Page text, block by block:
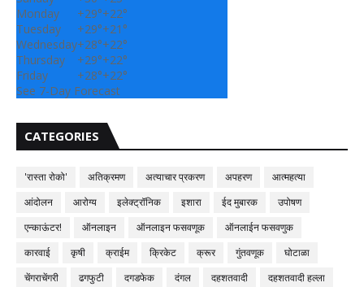
Monday
+29°+22°
Tuesday
+29°+21°
Wednesday+28°+22°
Thursday
+29°+22°
Friday
+28°+22°
See 7-Day Forecast
CATEGORIES
'रास्ता रोको' अतिक्रमण अत्याचार प्रकरण अपहरण
आत्महत्या
आंदोलन
आरोग्य इलेक्ट्रॉनिक इशारा ईद मुबारक
उपोषण
एन्काऊंटर!
ऑनलाइन ऑनलाइन फसवणूक
ऑनलाईन फसवणुक
कारवाई
कृषी क्राईम क्रिकेट क्रूर गुंतवणूक
घोटाळा
चेंगराचेंगरी
ढगफुटी दगडफेक दंगल दहशतवादी
दहशतवादी हल्ला